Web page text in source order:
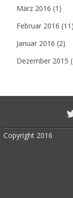
März 2016 (1)
Februar 2016 (11)
Januar 2016 (2)
Dezember 2015
Copyright 2016